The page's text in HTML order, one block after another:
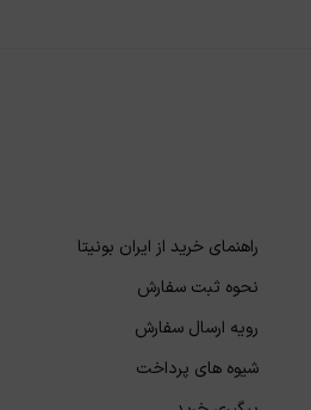
راهنمای خرید از ایران بونیتا
نحوه ثبت سفارش
رویه ارسال سفارش
شیوه های پرداخت